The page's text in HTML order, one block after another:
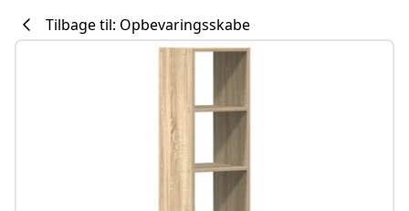
#sharemevidaxl
Tilbage til: Opbevaringsskabe